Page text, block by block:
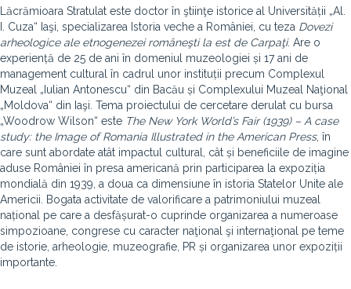
Lăcrămioara Stratulat este doctor în ştiinţe istorice al Universității „Al.
I. Cuza“ Iaşi, specializarea Istoria veche a României, cu teza Dovezi
arheologice ale etnogenezei româneşti la est de Carpaţi. Are o
experiență de 25 de ani în domeniul muzeologiei și 17 ani de
management cultural în cadrul unor instituții precum Complexul
Muzeal „Iulian Antonescu“ din Bacău și Complexului Muzeal Naţional
„Moldova“ din Iaşi. Tema proiectului de cercetare derulat cu bursa
„Woodrow Wilson“ este The New York World’s Fair (1939) – A case
study: the Image of Romania Illustrated in the American Press, în
care sunt abordate atât impactul cultural, cât și beneficiile de imagine
aduse României în presa americană prin participarea la expoziția
mondială din 1939, a doua ca dimensiune în istoria Statelor Unite ale
Americii. Bogata activitate de valorificare a patrimoniului muzeal
național pe care a desfășurat-o cuprinde organizarea a numeroase
simpozioane, congrese cu caracter naţional şi internaţional pe teme
de istorie, arheologie, muzeografie, PR și organizarea unor expoziții
importante.